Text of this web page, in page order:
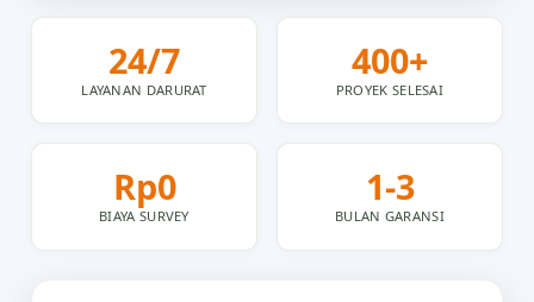
24/7
LAYANAN DARURAT
400+
PROYEK SELESAI
Rp0
BIAYA SURVEY
1-3
BULAN GARANSI